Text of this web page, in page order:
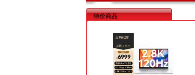
特价商品